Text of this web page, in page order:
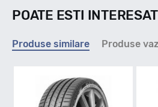
Indice greutate
POATE ESTI
Produse similare Produse